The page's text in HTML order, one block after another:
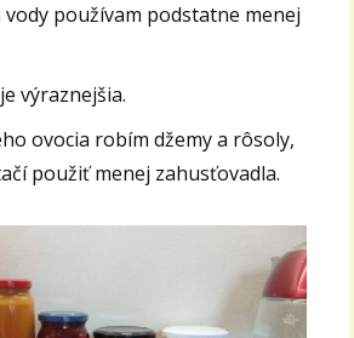
používam podstatne menej
výraznejšia.
ovocia robím džemy a rôsoly,
použiť menej zahusťovadla.